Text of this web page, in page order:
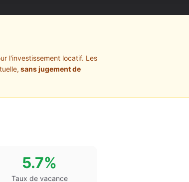
l'investissement locatif. Les
sans jugement de
5.7%
Taux de vacance